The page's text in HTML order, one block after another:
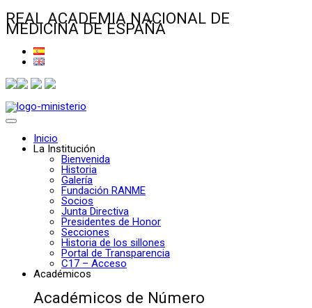
REAL ACADEMIA NACIONAL DE
MEDICINA DE ESPAÑA
Inicio
La Institución
Bienvenida
Historia
Galería
Fundación RANME
Socios
Junta Directiva
Presidentes de Honor
Secciones
Historia de los sillones
Portal de Transparencia
C17 – Acceso
Académicos
Académicos de Número